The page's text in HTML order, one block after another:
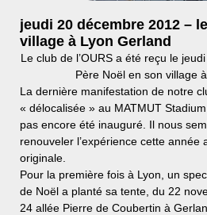
jeudi 20 décembre 2012 –
village à Lyon Gerland
Le club de l’OURS a été reçu le
Père Noël en son village
La dernière manifestation de notre
« délocalisée » au MATMUT
pas encore été inauguré. Il nous
renouveler l’expérience cette année
originale.
Pour la première fois à Lyon, un
de Noël a planté sa tente, du 22
24 allée Pierre de Coubertin à